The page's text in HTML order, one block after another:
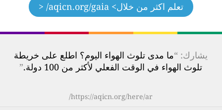
تعلم اكثر من خلال > aqicn.org/gaia/ <
يشارك: “ما مدى تلوث الهواء اليوم؟ اطلع على خريطة
تلوث الهواء في الوقت الفعلي لأكثر من 100 دولة.
”
https://aqicn.org/here/ar/